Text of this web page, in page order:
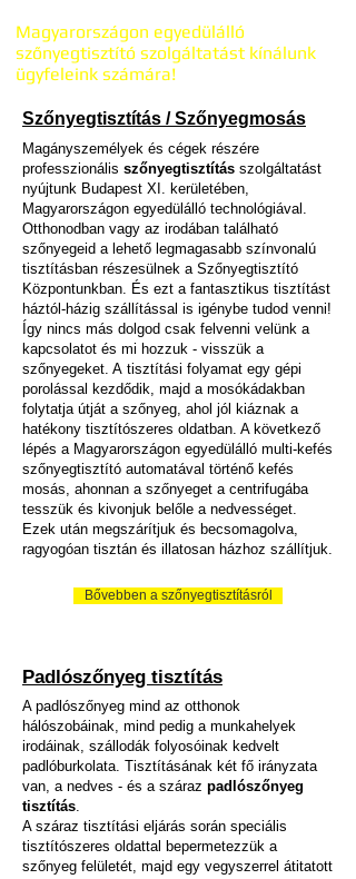
Magyarországon egyedülálló
szőnyegtisztító szolgáltatást kínálunk
ügyfeleink számára!
Szőnyegtisztítás / Szőnyegmosás
Magányszemélyek és cégek részére
professzionális szőnyegtisztítás szolgáltatást
nyújtunk Budapest XI. kerületében,
Magyarországon egyedülálló technológiával.
Otthonodban vagy az irodában található
szőnyegeid a lehető legmagasabb színvonalú
tisztításban részesülnek a Szőnyegtisztító
Központunkban. És ezt a fantasztikus tisztítást
háztól-házig szállítással is igénybe tudod venni!
Így nincs más dolgod csak felvenni velünk a
kapcsolatot és mi hozzuk - visszük a
szőnyegeket. A tisztítási folyamat egy gépi
porolással kezdődik, majd a mosókádakban
folytatja útját a szőnyeg, ahol jól kiáznak a
hatékony tisztítószeres oldatban. A következő
lépés a Magyarországon egyedülálló multi-kefés
szőnyegtisztító automatával történő kefés
mosás, ahonnan a szőnyeget a centrifugába
tesszük és kivonjuk belőle a nedvességet.
Ezek után megszárítjuk és becsomagolva,
ragyogóan tisztán és illatosan házhoz szállítjuk.
Bővebben a szőnyegtisztításról
Padlószőnyeg tisztítás
A padlószőnyeg mind az otthonok
hálószobáinak, mind pedig a munkahelyek
irodáinak, szállodák folyosóinak kedvelt
padlóburkolata. Tisztításának két fő irányzata
van, a nedves - és a száraz padlószőnyeg
tisztítás.
A száraz tisztítási eljárás során speciális
tisztítószeres oldattal bepermetezzük a
szőnyeg felületét, majd egy vegyszerrel átitatott